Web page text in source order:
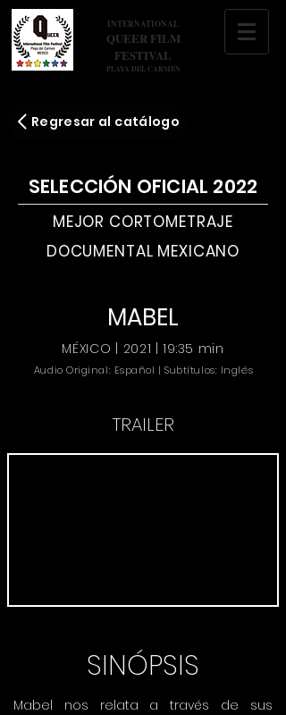
INTERNATIONAL
QUEER FILM
FESTIVAL
PLAYA DEL CARMEN
Regresar al catálogo
SELECCIÓN OFICIAL 2022
MEJOR CORTOMETRAJE
DOCUMENTAL MEXICANO
MABEL
MÉXICO | 2021 | 19:35 min
Audio Original: Español | Subtítulos: Inglés
TRAILER
SINÓPSIS
Mabel nos relata a través de sus